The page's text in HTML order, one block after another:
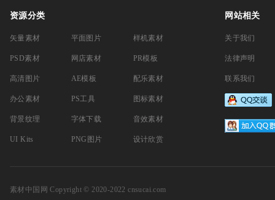
资源分类
矢量素材
PSD素材
高清图片
办公素材
背景纹理
UI Kits
平面图片
网店素材
AE模板
PS工具
字体下载
PNG图片
样机素材
PR模板
配乐素材
图标素材
音效素材
设计欣赏
网站相关
关于我们
法律声明
联系我们
素材中国网 Copyright © 2020-2022 cnsucai.com